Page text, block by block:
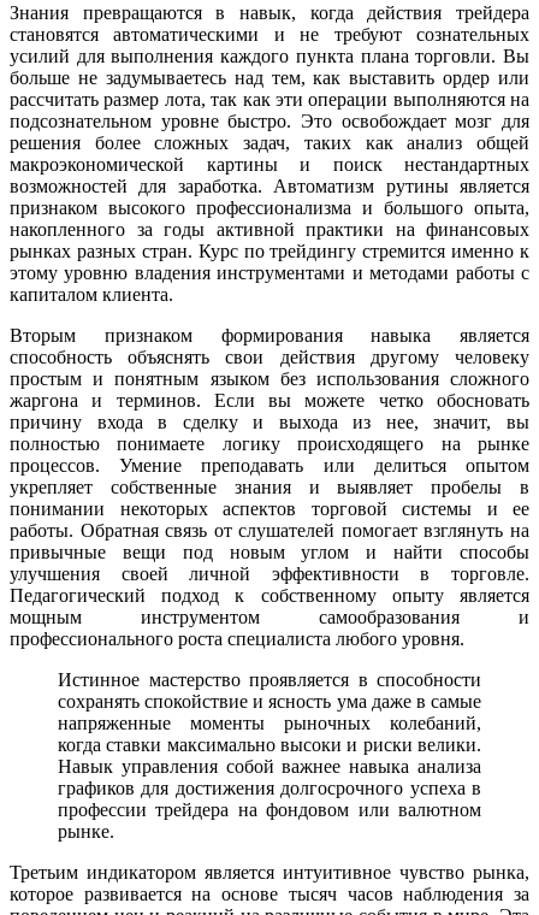
Знания превращаются в навык, когда действия трейдера
становятся автоматическими и не требуют сознательных
усилий для выполнения каждого пункта плана торговли. Вы
больше не задумываетесь над тем, как выставить ордер или
рассчитать размер лота, так как эти операции выполняются на
подсознательном уровне быстро. Это освобождает мозг для
решения более сложных задач, таких как анализ общей
макроэкономической картины и поиск нестандартных
возможностей для заработка. Автоматизм рутины является
признаком высокого профессионализма и большого опыта,
накопленного за годы активной практики на финансовых
рынках разных стран. Курс по трейдингу стремится именно к
этому уровню владения инструментами и методами работы с
капиталом клиента.
Вторым признаком формирования навыка является
способность объяснять свои действия другому человеку
простым и понятным языком без использования сложного
жаргона и терминов. Если вы можете четко обосновать
причину входа в сделку и выхода из нее, значит, вы
полностью понимаете логику происходящего на рынке
процессов. Умение преподавать или делиться опытом
укрепляет собственные знания и выявляет пробелы в
понимании некоторых аспектов торговой системы и ее
работы. Обратная связь от слушателей помогает взглянуть на
привычные вещи под новым углом и найти способы
улучшения своей личной эффективности в торговле.
Педагогический подход к собственному опыту является
мощным инструментом самообразования и
профессионального роста специалиста любого уровня.
Истинное мастерство проявляется в способности
сохранять спокойствие и ясность ума даже в самые
напряженные моменты рыночных колебаний,
когда ставки максимально высоки и риски велики.
Навык управления собой важнее навыка анализа
графиков для достижения долгосрочного успеха в
профессии трейдера на фондовом или валютном
рынке.
Третьим индикатором является интуитивное чувство рынка,
которое развивается на основе тысяч часов наблюдения за